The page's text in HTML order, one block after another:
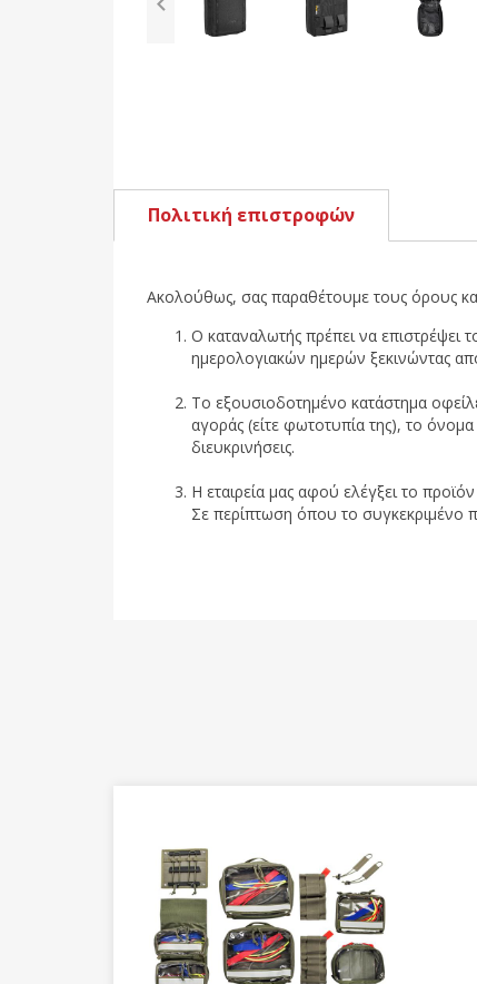
Πολιτική επιστροφών
Ακολούθως, σας παραθέτουμε τους όρους
Ο καταναλωτής πρέπει να
ημερολογιακών ημερών ξεκινώντας
Το εξουσιοδοτημένο κατάστημα
αγοράς (είτε φωτοτυπία της), το
διευκρινήσεις.
Η εταιρεία μας αφού ελέγξει το
Σε περίπτωση όπου το συγκεκριμένο